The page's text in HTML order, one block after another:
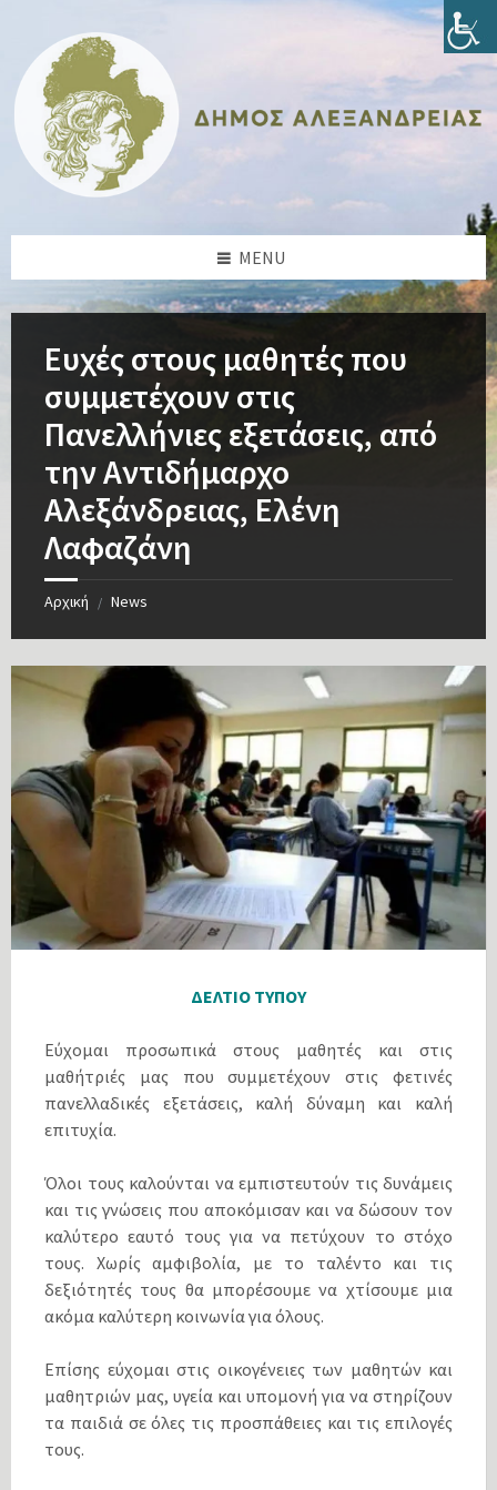
content
sidebar
sidebar
footer
MENU
Ευχές στους μαθητές που
συμμετέχουν στις
Πανελλήνιες εξετάσεις, από
την Αντιδήμαρχο
Αλεξάνδρειας, Ελένη
Λαφαζάνη
Αρχική / News
ΔΕΛΤΙΟ ΤΥΠΟΥ
Εύχομαι προσωπικά στους μαθητές και στις
μαθήτριές μας που συμμετέχουν στις φετινές
πανελλαδικές εξετάσεις, καλή δύναμη και καλή
επιτυχία.
Όλοι τους καλούνται να εμπιστευτούν τις δυνάμεις
και τις γνώσεις που αποκόμισαν και να δώσουν τον
καλύτερο εαυτό τους για να πετύχουν το στόχο
τους. Χωρίς αμφιβολία, με το ταλέντο και τις
δεξιότητές τους θα μπορέσουμε να χτίσουμε μια
ακόμα καλύτερη κοινωνία για όλους.
Επίσης εύχομαι στις οικογένειες των μαθητών και
μαθητριών μας, υγεία και υπομονή για να στηρίζουν
τα παιδιά σε όλες τις προσπάθειες και τις επιλογές
τους.